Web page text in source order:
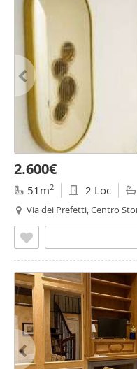
2.600€
51m2 2 Loc
Via dei Prefetti, Centro